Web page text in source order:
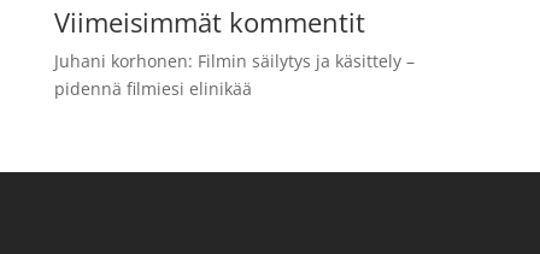
Viimeisimmät kommentit
Juhani korhonen: Filmin säilytys ja käsittely –
pidennä filmiesi elinikää